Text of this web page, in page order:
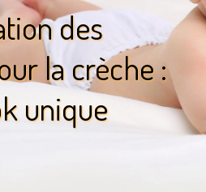
des
la crèche :
unique